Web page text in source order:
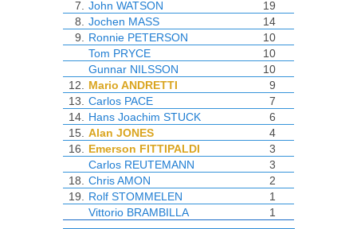
7.
John WATSON
19
8.
Jochen MASS
14
9.
Ronnie PETERSON
10
Tom PRYCE
10
Gunnar NILSSON
10
12.
Mario ANDRETTI
9
13.
Carlos PACE
7
14.
Hans Joachim STUCK
6
15. Alan JONES
4
16.
Emerson FITTIPALDI
3
Carlos REUTEMANN
3
18.
Chris AMON
2
19.
Rolf STOMMELEN
1
Vittorio BRAMBILLA
1